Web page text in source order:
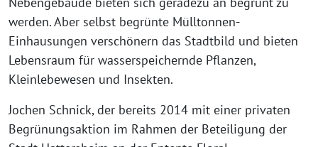
werden. Aber selbst begrünte Mülltonnen-
Einhausungen verschönern das Stadtbild und bieten
Lebensraum für wasserspeichernde Pflanzen,
Kleinlebewesen und Insekten.
Jochen Schnick, der bereits 2014 mit einer privaten
Begrünungsaktion im Rahmen der Beteiligung der